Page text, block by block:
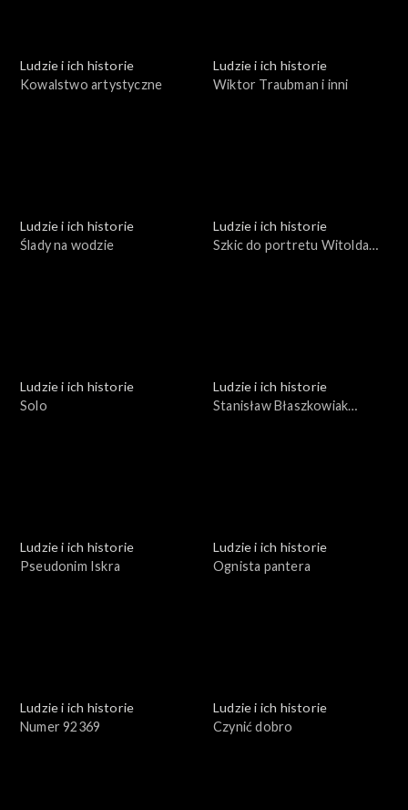
Ludzie i ich historie
Kowalstwo artystyczne
Ludzie i ich historie
Wiktor Traubman i inni
Ludzie i ich historie
Ślady na wodzie
Ludzie i ich historie
Szkic do portretu Witolda
Ludzie i ich historie
Solo
Ludzie i ich historie
Stanisław Błaszkowiak
Ludzie i ich historie
Pseudonim Iskra
Ludzie i ich historie
Ognista pantera
Ludzie i ich historie
Numer 92369
Ludzie i ich historie
Czynić dobro